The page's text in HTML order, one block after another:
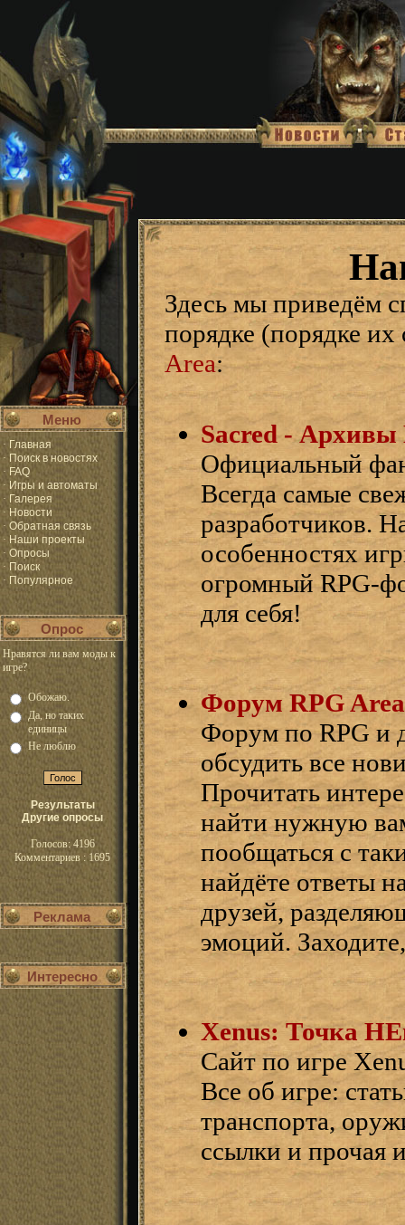
Меню
· Главная
· Поиск в новостях
· FAQ
· Игры и автоматы
· Галерея
· Новости
· Обратная связь
· Наши проекты
· Опросы
· Поиск
· Популярное
Опрос
Нравятся ли вам моды к
игре?
Обожаю.
Да, но таких
единицы
Не люблю
Результаты
Другие опросы
Голосов: 4196
Комментариев : 1695
Реклама
Интересно
Здесь мы приведём
порядке (порядке
Area:
Sacred - Архивы
Официальный
Всегда самые
разработчиков.
особенностях
огромный RPG-
для себя!
Форум RPG Area
Форум по RPG и
обсудить все
Прочитать
найти нужную
пообщаться с
найдёте ответы
друзей,
эмоций.
Xenus: Точка
Cайт по игре
Все об игре:
транспорта,
ссылки и прочая